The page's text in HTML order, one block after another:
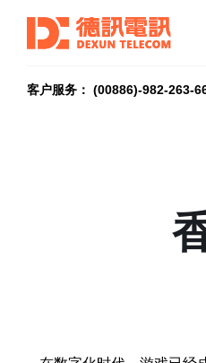
客户服务： (00886)-982-263-